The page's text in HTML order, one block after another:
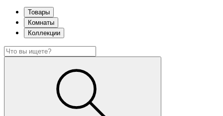
Товары
Комнаты
Коллекции